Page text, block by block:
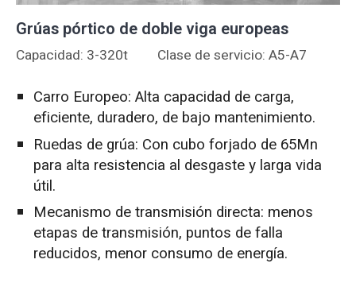
Grúas pórtico de doble viga europeas
Capacidad: 3-320t Clase de servicio: A5-A7
Carro Europeo: Alta capacidad de carga,
eficiente, duradero, de bajo mantenimiento.
Ruedas de grúa: Con cubo forjado de 65Mn
para alta resistencia al desgaste y larga vida
útil.
Mecanismo de transmisión directa: menos
etapas de transmisión, puntos de falla
reducidos, menor consumo de energía.